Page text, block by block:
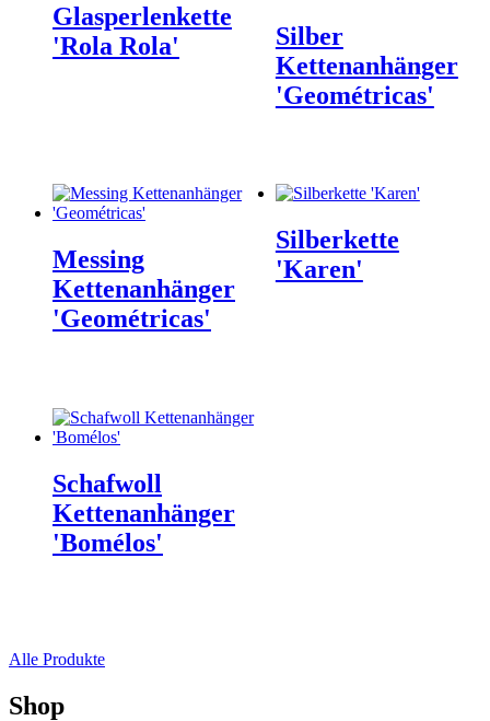
Glasperlenkette
'Rola Rola'
Silber
Kettenanhänger
'Geométricas'
Messing
Kettenanhänger
'Geométricas'
Silberkette
'Karen'
Schafwoll
Kettenanhänger
'Bomélos'
Alle Produkte
Shop